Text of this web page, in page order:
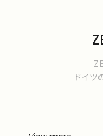
ドイツ